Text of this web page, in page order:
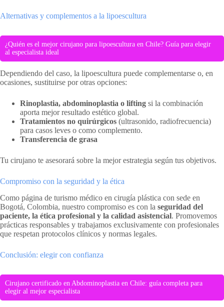
Alternativas y complementos a la lipoescultura
¿Quién es el mejor cirujano para lipoescultura en Chile? Guía para elegir
al especialista ideal
Dependiendo del caso, la lipoescultura puede complementarse o, en
ocasiones, sustituirse por otras opciones:
Rinoplastia, abdominoplastia o lifting si la combinación
aporta mejor resultado estético global.
Tratamientos no quirúrgicos (ultrasonido, radiofrecuencia)
para casos leves o como complemento.
Transferencia de grasa
Tu cirujano te asesorará sobre la mejor estrategia según tus objetivos.
Compromiso con la seguridad y la ética
Como página de turismo médico en cirugía plástica con sede en
Bogotá, Colombia, nuestro compromiso es con la seguridad del
paciente, la ética profesional y la calidad asistencial. Promovemos
prácticas responsables y trabajamos exclusivamente con profesionales
que respetan protocolos clínicos y normas legales.
Conclusión: elegir con confianza
Cirujano certificado en Abdominoplastia en Chile: guía completa para
elegir al mejor especialista